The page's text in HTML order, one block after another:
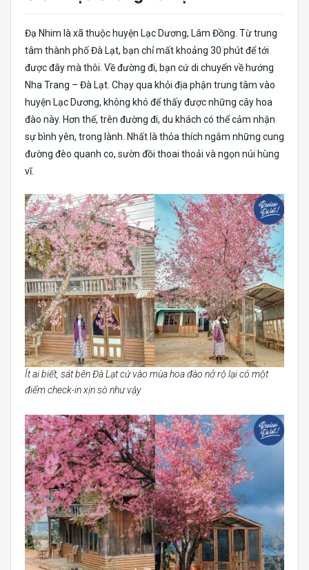
Đạ Nhim là xã thuộc huyện Lạc Dương, Lâm Đồng. Từ trung
tâm thành phố Đà Lạt, bạn chỉ mất khoảng 30 phút để tới
được đây mà thôi. Về đường đi, bạn cứ di chuyển về hướng
Nha Trang – Đà Lạt. Chạy qua khỏi địa phận trung tâm vào
huyện Lạc Dương, không khó để thấy được những cây hoa
đào này. Hơn thế, trên đường đi, du khách có thể cảm nhận
sự bình yên, trong lành. Nhất là thỏa thích ngắm những cung
đường đèo quanh co, sườn đồi thoai thoải và ngọn núi hùng
vĩ.
Ít ai biết, sát bên Đà Lạt cứ vào mùa hoa đào nở rộ lại có một
điểm check-in xịn sò như vậy